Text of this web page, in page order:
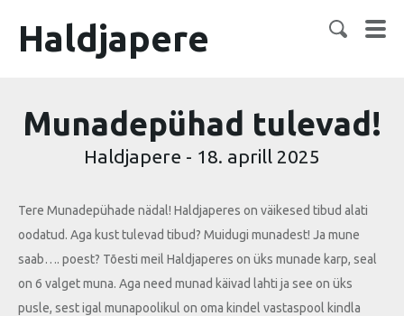
Haldjapere
Munadepühad tulevad!
Haldjapere - 18. aprill 2025
Tere Munadepühade nädal! Haldjaperes on väikesed tibud alati
oodatud. Aga kust tulevad tibud? Muidugi munadest! Ja mune
saab…. poest? Tõesti meil Haldjaperes on üks munade karp, seal
on 6 valget muna. Aga need munad käivad lahti ja see on üks
pusle, sest igal munapoolikul on oma kindel vastaspool kindla